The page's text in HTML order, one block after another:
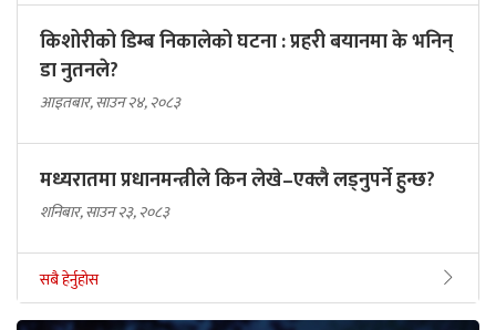
किशोरीको डिम्ब निकालेको घटना : प्रहरी बयानमा के भनिन्
डा नुतनले?
आइतबार, साउन २४, २०८३
मध्यरातमा प्रधानमन्त्रीले किन लेखे–एक्लै लड्नुपर्ने हुन्छ?
शनिबार, साउन २३, २०८३
सबै हेर्नुहोस